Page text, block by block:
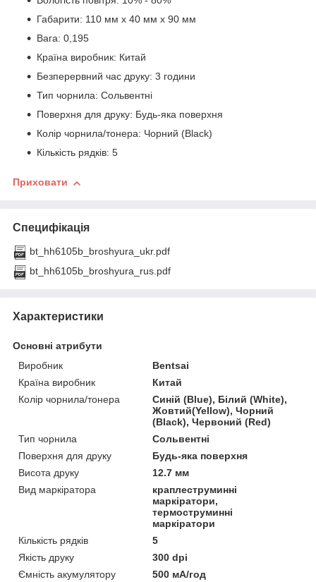
Габарити: 110 мм х 40 мм х 90 мм
Вага: 0,195
Країна виробник: Китай
Безперервний час друку: 3 години
Тип чорнила: Сольвентні
Поверхня для друку: Будь-яка поверхня
Колір чорнила/тонера: Чорний (Black)
Кількість рядків: 5
Приховати
Специфікація
bt_hh6105b_broshyura_ukr.pdf
bt_hh6105b_broshyura_rus.pdf
Характеристики
Основні атрибути
Виробник
Bentsai
Країна виробник
Китай
Колір чорнила/тонера
Синій (Blue), Білий (White),
Жовтий(Yellow), Чорний
(Black), Червоний (Red)
Тип чорнила
Сольвентні
Поверхня для друку
Будь-яка поверхня
Висота друку
12.7 мм
Вид маркіратора
краплеструминні
маркіратори,
термоструминні
маркіратори
Кількість рядків
5
Якість друку
300 dpi
Ємність акумулятору
500 мА/год